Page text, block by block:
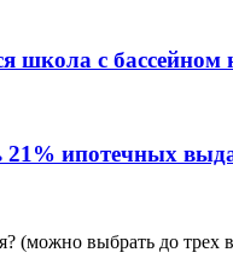
школа с бассейном
21% ипотечных
(можно выбрать до трех